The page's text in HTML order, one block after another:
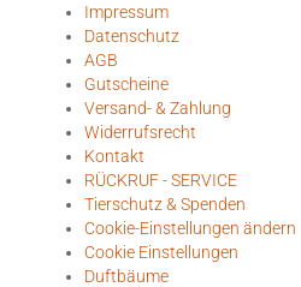
Impressum
Datenschutz
AGB
Gutscheine
Versand- & Zahlung
Widerrufsrecht
Kontakt
RÜCKRUF - SERVICE
Tierschutz & Spenden
Cookie-Einstellungen ändern
Cookie Einstellungen
Duftbäume